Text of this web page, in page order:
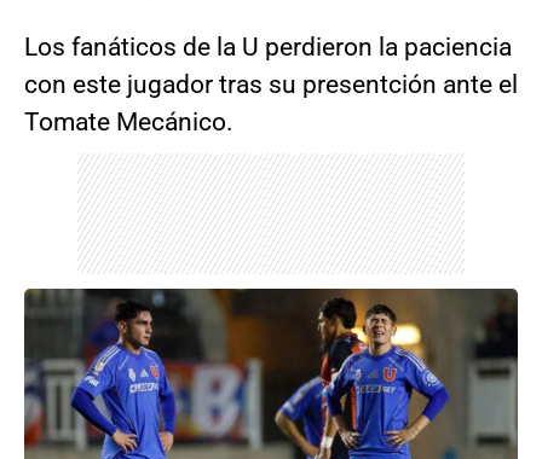
Los fanáticos de la U perdieron la paciencia
con este jugador tras su presentción ante el
Tomate Mecánico.